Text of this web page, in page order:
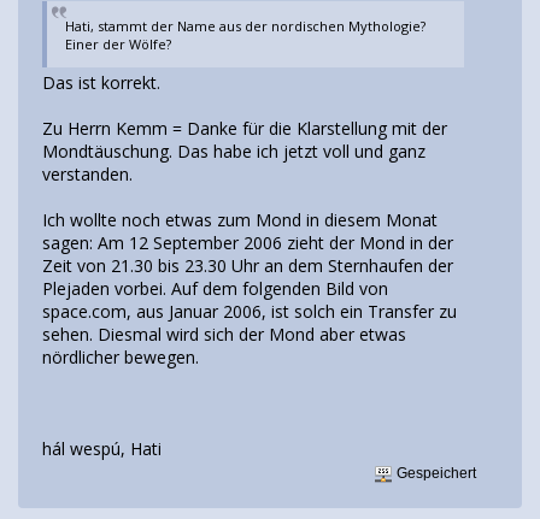
Hati, stammt der Name aus der nordischen Mythologie?
Einer der Wölfe?
Das ist korrekt.
Zu Herrn Kemm = Danke für die Klarstellung mit der
Mondtäuschung. Das habe ich jetzt voll und ganz
verstanden.
Ich wollte noch etwas zum Mond in diesem Monat
sagen: Am 12 September 2006 zieht der Mond in der
Zeit von 21.30 bis 23.30 Uhr an dem Sternhaufen der
Plejaden vorbei. Auf dem folgenden Bild von
space.com, aus Januar 2006, ist solch ein Transfer zu
sehen. Diesmal wird sich der Mond aber etwas
nördlicher bewegen.
hál wespú, Hati
Gespeichert